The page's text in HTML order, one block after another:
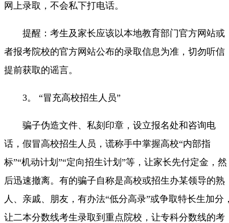
网上录取，不会私下打电话。
提醒：考生及家长应该以本地教育部门官方网站或
者报考院校的官方网站公布的录取信息为准，切勿听信
提前获取的谣言。
3。 “冒充高校招生人员”
骗子伪造文件、私刻印章，设立报名处和咨询电
话，假冒高校招生人员，谎称手中掌握高校“内部指
标”“机动计划”“定向招生计划”等，让家长先付定金，然
后迅速撤离。有的骗子自称是高校或招生办某领导的熟
人、亲戚、朋友，有办法“低分高录”或争取特长生加分
让二本分数线考生录取到重点院校，让专科分数线的考